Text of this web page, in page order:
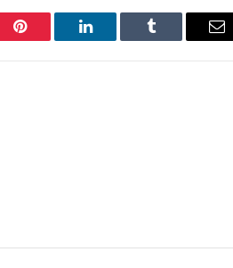
Pinterest LinkedIn Tumblr